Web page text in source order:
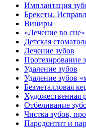
Имплантация
Брекеты.
Виниры
«Лечение во
Детская
Лечение зубов
Протезирование
Удаление зубов
Удаление зубов
Безметалловая
Художественная
Отбеливание
Чистка зубов,
Пародонтит и